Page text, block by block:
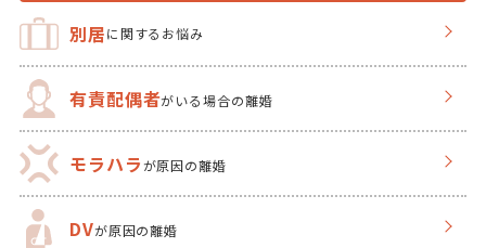
別居に関するお悩み
有責配偶者がいる場合の離婚
モラハラが原因の離婚
DVが原因の離婚